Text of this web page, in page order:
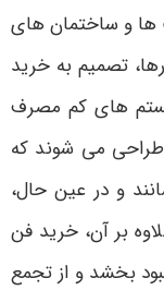
و ساختمان های
تصمیم به خرید
های کم مصرف
طراحی می شوند که
و در عین حال،
بر آن، خرید فن
بخشد و از تجمع